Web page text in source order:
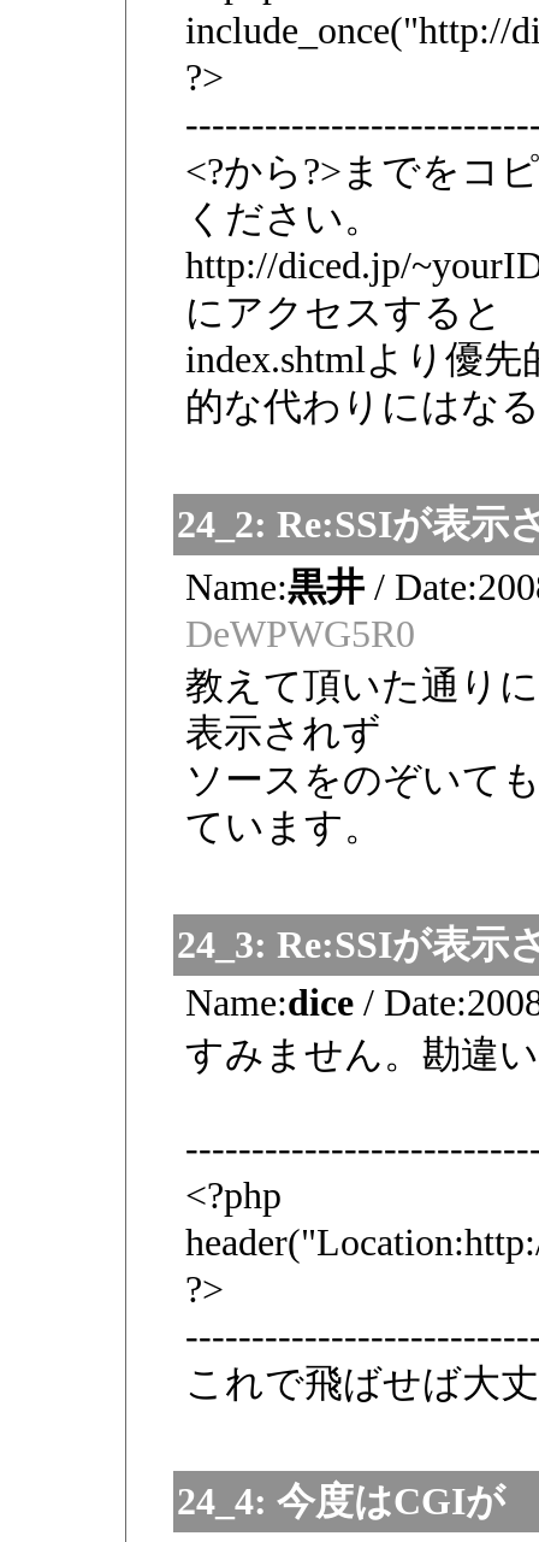
include_once("http://
?>
<?から?>までをコ
ください。
http://diced.jp/
にアクセスすると
index.shtmlより優
的な代わりにはな
24_2: Re:SSIが表示
Name:黒井/ Date:
DeWPWG5R0
教えて頂いた通り
表示されず
ソースをのぞいて
ています。
24_3: Re:SSIが表示
Name:dice/ Date:
すみません。勘違
<?php
?>
これで飛ばせば大
24_4: 今度はCGIが